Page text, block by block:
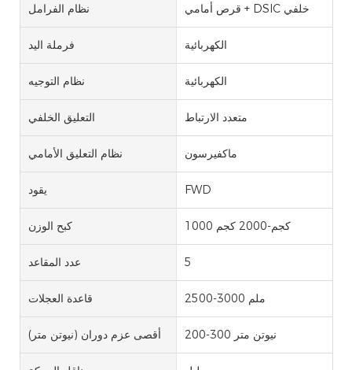
نظام الفرامل قرص أمامي + DSIC خلفي
فرملة اليد الكهربائية
نظام التوجيه الكهربائية
التعليق الخلفي متعدد الارتباط
نظام التعليق الأمامي ماكفيرسون
يقود FWD
كبح الوزن 1000 كجم-2000 كجم
عدد المقاعد 5
قاعدة العجلات 2500-3000 ملم
أقصى عزم دوران (نيوتن متر) 200-300 نيوتن متر